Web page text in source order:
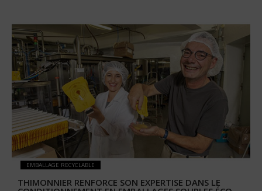
EMBALLAGE RECYCLABLE
THIMONNIER RENFORCE SON EXPERTISE DANS LE